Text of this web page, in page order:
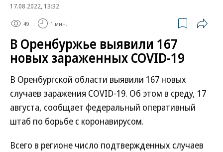
17.08.2022, 13:32
49 1 мин.
В Оренбуржье выявили 167
новых зараженных COVID-19
В Оренбургской области выявили 167 новых
случаев заражения COVID-19. Об этом в среду, 17
августа, сообщает федеральный оперативный
штаб по борьбе с коронавирусом.
Всего в регионе число подтвержденных случаев